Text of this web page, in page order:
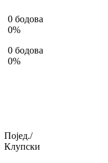
0 бодова
0%
0 бодова
0%
Појед./
Клупски